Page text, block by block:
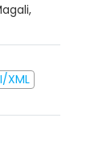
XML